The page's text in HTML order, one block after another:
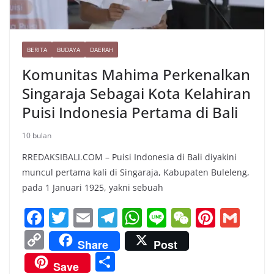
BERITA BUDAYA DAERAH
Komunitas Mahima Perkenalkan
Singaraja Sebagai Kota Kelahiran
Puisi Indonesia Pertama di Bali
10 bulan
RREDAKSIBALI.COM – Puisi Indonesia di Bali diyakini
muncul pertama kali di Singaraja, Kabupaten Buleleng,
pada 1 Januari 1925, yakni sebuah
F
a
c
T
w
itt
E
m
ai
T
el
e
W
h
at
Li
n
e
W Pi
C
o
Share
Post
Save